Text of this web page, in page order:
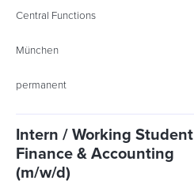
Central Functions
München
permanent
Intern / Working Student
Finance & Accounting
(m/w/d)